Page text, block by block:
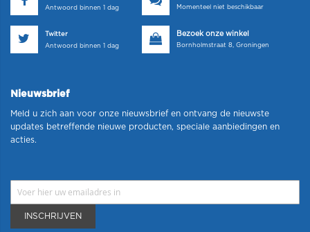
Antwoord binnen 1 dag
Momenteel niet beschikbaar
Twitter
Antwoord binnen 1 dag
Bezoek onze winkel
Bornholmstraat 8, Groningen
Nieuwsbrief
Meld u zich aan voor onze nieuwsbrief en ontvang de nieuwste
updates betreffende nieuwe producten, speciale aanbiedingen en
acties.
INSCHRIJVEN